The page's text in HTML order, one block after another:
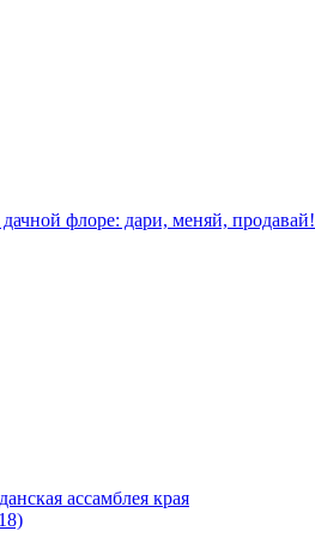
флоре: дари, меняй, продавай!
ассамблея края